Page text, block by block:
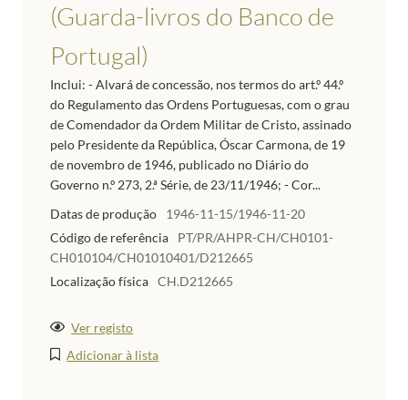
(Guarda-livros do Banco de
Portugal)
Inclui: - Alvará de concessão, nos termos do art.º 44.º
do Regulamento das Ordens Portuguesas, com o grau
de Comendador da Ordem Militar de Cristo, assinado
pelo Presidente da República, Óscar Carmona, de 19
de novembro de 1946, publicado no Diário do
Governo n.º 273, 2.ª Série, de 23/11/1946; - Cor...
Datas de produção
1946-11-15/1946-11-20
Código de referência
PT/PR/AHPR-CH/CH0101-
CH010104/CH01010401/D212665
Localização física CH.D212665
Ver registo
Adicionar à lista